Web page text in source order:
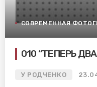
СОВРЕМЕННАЯ
010 “ТЕПЕРЬ
У РОДЧЕНКО